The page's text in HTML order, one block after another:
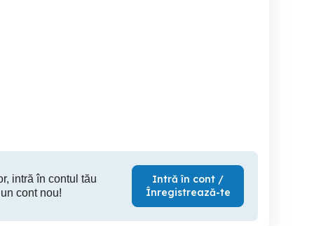
intră în contul tău
cont nou!
Intră în cont /
Înregistrează-te